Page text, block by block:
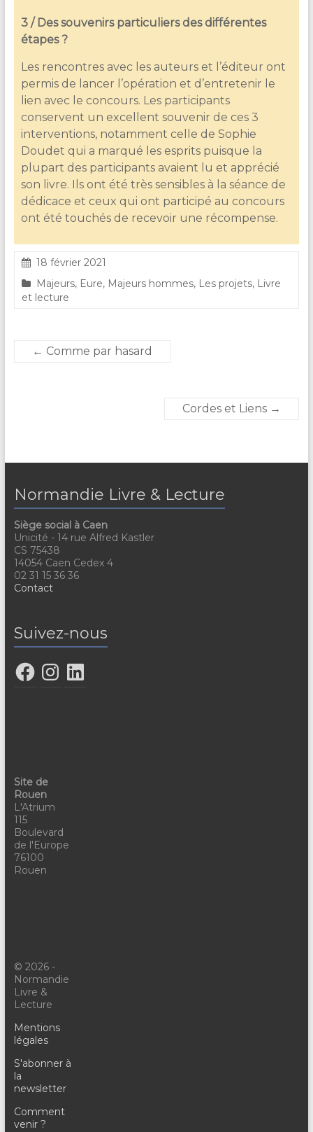
3 / Des souvenirs particuliers des différentes
étapes ?
Les rencontres avec les auteurs et l’éditeur ont
permis de lancer l’opération et d’entretenir le
lien avec le concours. Les participants
conservent un excellent souvenir de ces 3
interventions, notamment celle de Sophie
Doudet qui a marqué les esprits puisque la
plupart des participants avaient lu et apprécié
son livre. Ils ont été très sensibles à la séance de
dédicace et ceux qui ont participé au concours
ont été touchés de recevoir une récompense.
18 février 2021
Majeurs, Eure, Majeurs hommes, Les projets, Livre
et lecture
← Comme par hasard
Cordes et Liens →
Normandie Livre & Lecture
Siège social à Caen
Unicité - 14 rue Alfred Kastler
CS 75438
14054 Caen Cedex 4
02 31 15 36 36
Contact
Suivez-nous
Site de
Rouen
L'Atrium
115
Boulevard
de l'Europe
76100
Rouen
© 2026 -
Normandie
Livre &
Lecture
Mentions
légales
S'abonner à
la
newsletter
Comment
venir ?